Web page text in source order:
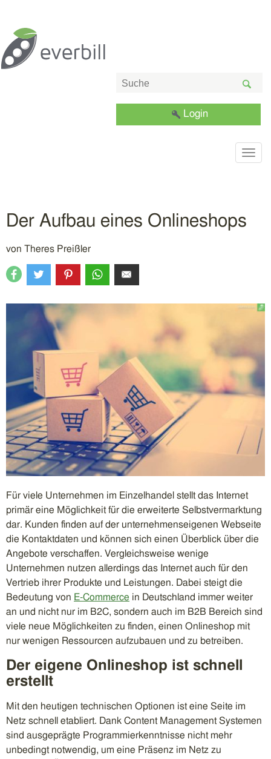
Login
Der Aufbau eines Onlineshops
von Theres Preißler
Für viele Unternehmen im Einzelhandel stellt das Internet
primär eine Möglichkeit für die erweiterte Selbstvermarktung
dar. Kunden finden auf der unternehmenseigenen Webseite
die Kontaktdaten und können sich einen Überblick über die
Angebote verschaffen. Vergleichsweise wenige
Unternehmen nutzen allerdings das Internet auch für den
Vertrieb ihrer Produkte und Leistungen. Dabei steigt die
Bedeutung von E-Commerce in Deutschland immer weiter
an und nicht nur im B2C, sondern auch im B2B Bereich sind
viele neue Möglichkeiten zu finden, einen Onlineshop mit
nur wenigen Ressourcen aufzubauen und zu betreiben.
Der eigene Onlineshop ist schnell
erstellt
Mit den heutigen technischen Optionen ist eine Seite im
Netz schnell etabliert. Dank Content Management Systemen
sind ausgeprägte Programmierkenntnisse nicht mehr
unbedingt notwendig, um eine Präsenz im Netz zu